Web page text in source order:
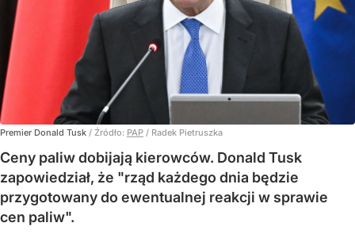
Premier Donald Tusk / Źródło: PAP / Radek Pietruszka
Ceny paliw dobijają kierowców. Donald Tusk
zapowiedział, że "rząd każdego dnia będzie
przygotowany do ewentualnej reakcji w sprawie
cen paliw".